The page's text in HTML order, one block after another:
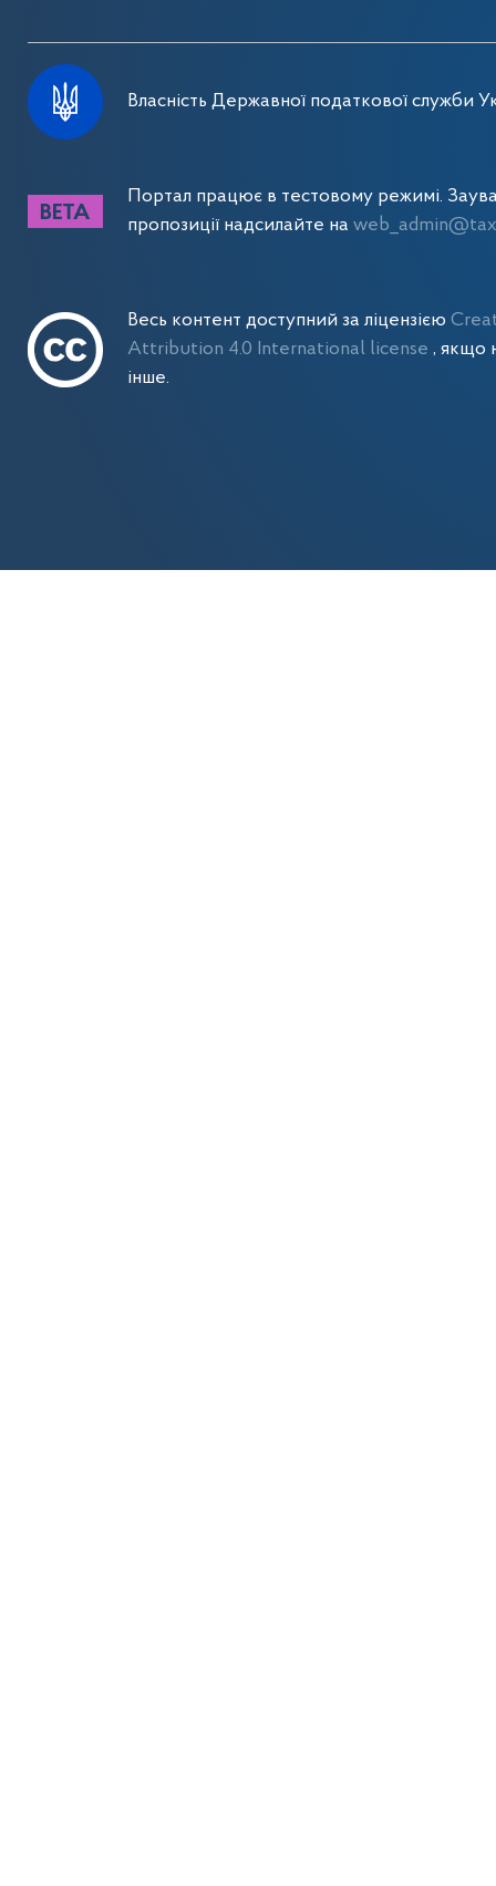
Власність Державної податкової служби
Портал працює в тестовому режимі.
пропозиції надсилайте на
Весь контент доступний за ліцензією
Attribution 4.0 International license , якщо
інше.